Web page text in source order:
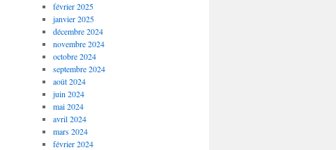
février 2025
janvier 2025
décembre 2024
novembre 2024
octobre 2024
septembre 2024
août 2024
juin 2024
mai 2024
avril 2024
mars 2024
février 2024